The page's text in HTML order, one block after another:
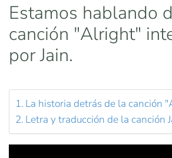
Estamos hablando
canción "Alright"
por Jain.
La historia detrás de la canción
Letra y traducción de la canción